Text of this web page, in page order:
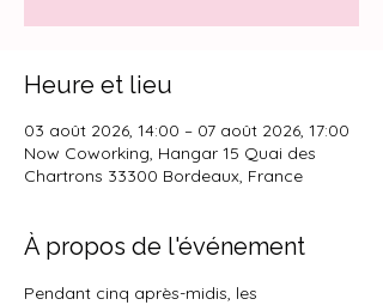
Heure et lieu
03 août 2026, 14:00 – 07 août 2026, 17:00
Now Coworking, Hangar 15 Quai des
Chartrons 33300 Bordeaux, France
À propos de l'événement
Pendant cinq après-midis, les